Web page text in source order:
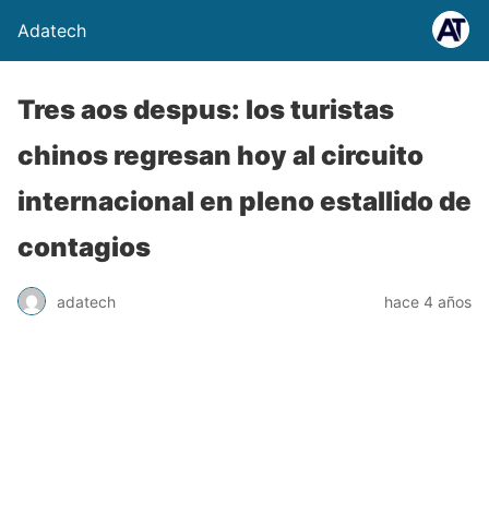
Adatech
Tres aos despus: los turistas
chinos regresan hoy al circuito
internacional en pleno estallido de
contagios
adatech hace 4 años